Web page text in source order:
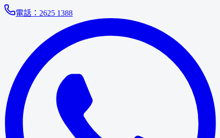
電話： 2625 1388